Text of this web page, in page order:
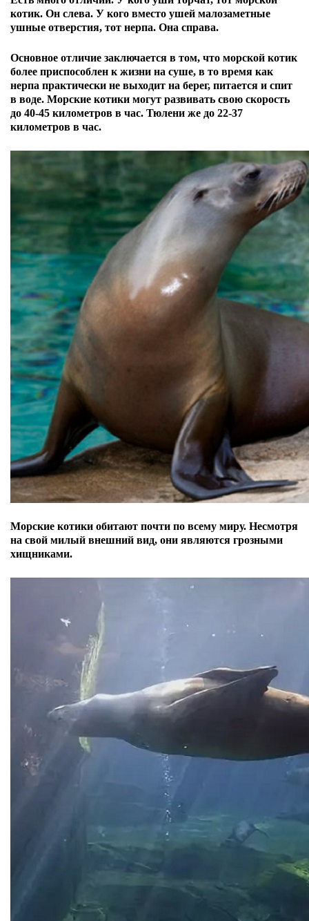
котик. Он слева. У кого вместо ушей малозаметные
ушные отверстия, тот нерпа. Она справа.
Основное отличие заключается в том, что морской котик
более приспособлен к жизни на суше, в то время как
нерпа практически не выходит на берег, питается и спит
в воде. Морские котики могут развивать свою скорость
до 40-45 километров в час. Тюлени же до 22-37
километров в час.
Морские котики обитают почти по всему миру. Несмотря
на свой милый внешний вид, они являются грозными
хищниками.